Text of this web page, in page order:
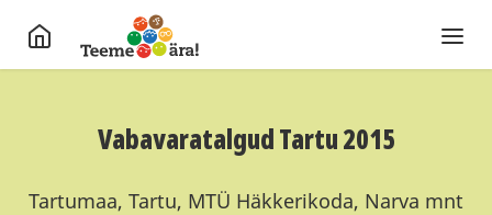
Vabavaratalgud Tartu 2015
Tartumaa, Tartu, MTÜ Häkkerikoda, Narva mnt